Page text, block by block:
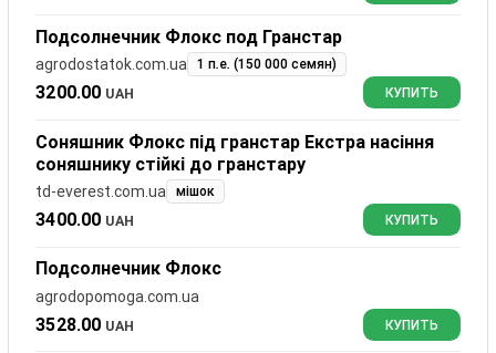
Подсолнечник Флокс под Гранстар
agrodostatok.com.ua 1 п.е. (150 000 семян)
3200.00 UAH КУПИТЬ
Соняшник Флокс під гранстар Екстра насіння
соняшнику стійкі до гранстару
td-everest.com.ua мішок
3400.00 UAH КУПИТЬ
Подсолнечник Флокс
agrodopomoga.com.ua
3528.00 UAH КУПИТЬ